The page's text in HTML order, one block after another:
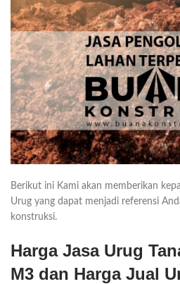
Berikut ini Kami akan memberikan
Urug yang dapat menjadi referensi
konstruksi.
Harga Jasa Urug
M3 dan Harga Jual